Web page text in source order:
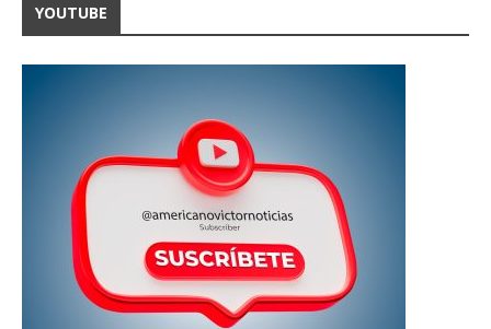
YOUTUBE